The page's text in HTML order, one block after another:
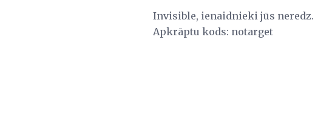
Invisible, ienaidnieki jūs neredz.
Apkrāptu kods: notarget